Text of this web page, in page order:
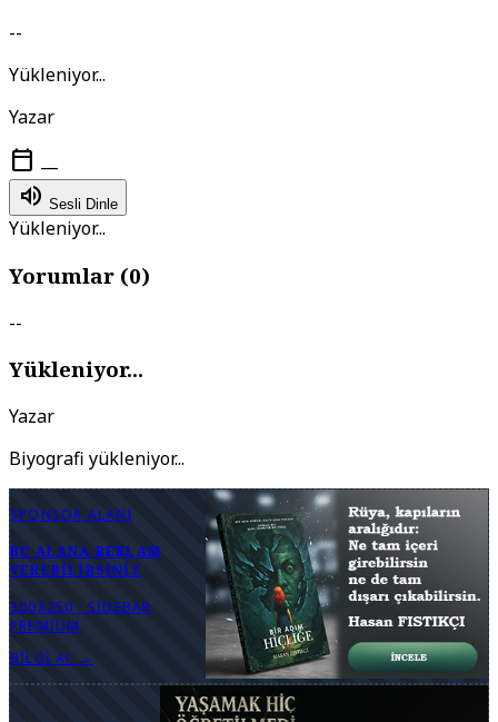
--
Yükleniyor...
Yazar
calendar_today —
volume_up Sesli Dinle
Yükleniyor...
Yorumlar (0)
--
Yükleniyor...
Yazar
Biyografi yükleniyor...
SPONSOR ALANI
BU ALANA REKLAM
VEREBILIRSINIZ
300X250 · SIDEBAR
PREMIUM
BILGI AL →